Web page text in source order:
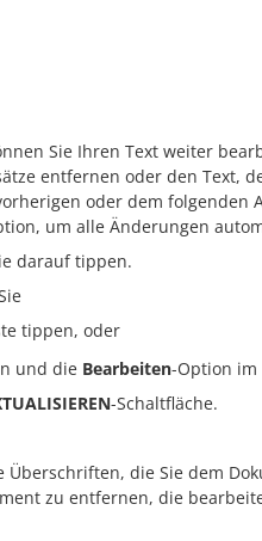
Sie Ihren Text weiter
entfernen oder den Text,
oder dem folgenden
um alle Änderungen
darauf tippen.
tippen, oder
und die Bearbeiten-Option im
-Schaltfläche.
Überschriften, die Sie dem
zu entfernen, die